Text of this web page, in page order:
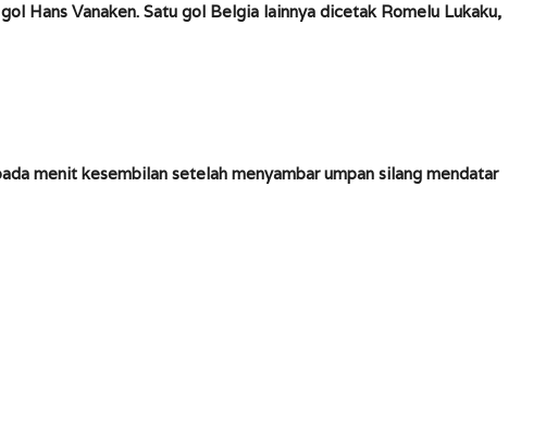
Hans Vanaken. Satu gol Belgia lainnya dicetak Romelu Lukaku,
menit kesembilan setelah menyambar umpan silang mendatar